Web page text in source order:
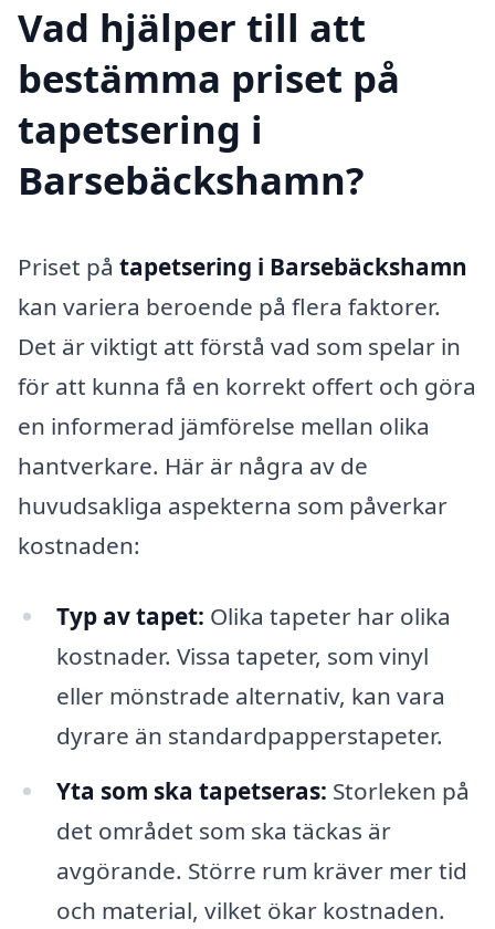
Vad hjälper till att
bestämma priset på
tapetsering i
Barsebäckshamn?
Priset på tapetsering i Barsebäckshamn
kan variera beroende på flera faktorer.
Det är viktigt att förstå vad som spelar in
för att kunna få en korrekt offert och göra
en informerad jämförelse mellan olika
hantverkare. Här är några av de
huvudsakliga aspekterna som påverkar
kostnaden:
Typ av tapet: Olika tapeter har olika
kostnader. Vissa tapeter, som vinyl
eller mönstrade alternativ, kan vara
dyrare än standardpapperstapeter.
Yta som ska tapetseras: Storleken på
det området som ska täckas är
avgörande. Större rum kräver mer tid
och material, vilket ökar kostnaden.